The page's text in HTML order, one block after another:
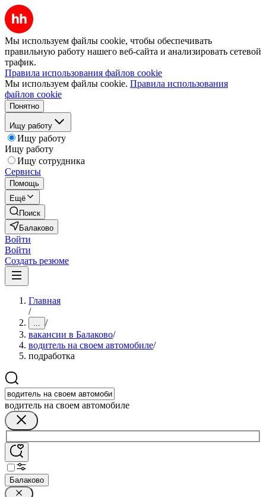
Мы используем файлы cookie, чтобы обеспечивать
правильную работу нашего веб-сайта и анализировать сетевой
трафик.
Правила использования файлов cookie
Мы используем файлы cookie. Правила использования
файлов cookie
Понятно
Ищу работу
Ищу работу
Ищу работу
Ищу сотрудника
Сервисы
Помощь
Ещё
Поиск
Балаково
Войти
Войти
Создать резюме
Главная
/
... /
вакансии в Балаково/
водитель на своем автомобиле/
подработка
водитель на своем автомобиле
Балаково